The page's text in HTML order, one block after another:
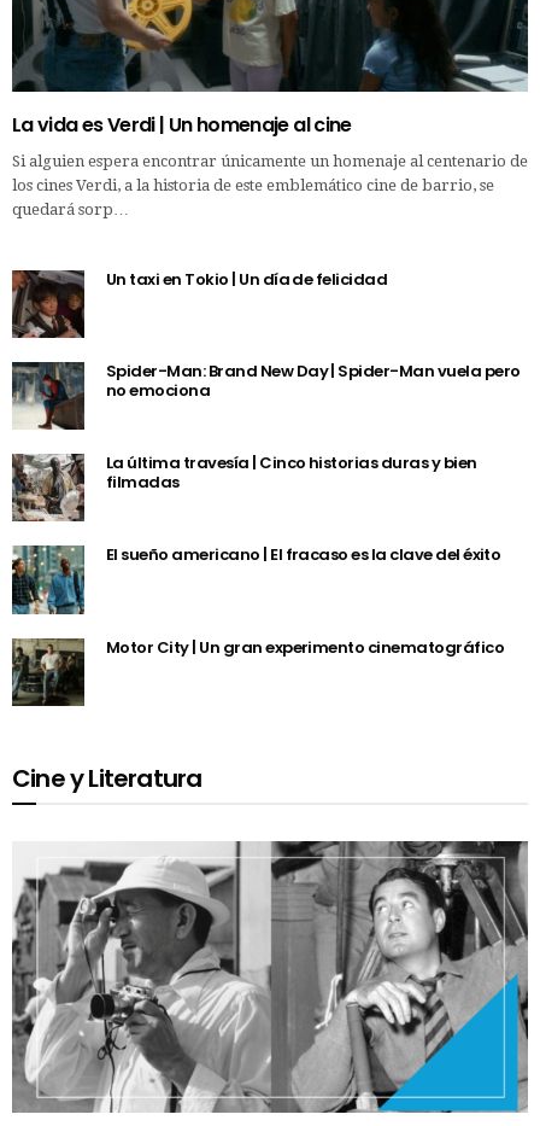
La vida es Verdi | Un homenaje al cine
Si alguien espera encontrar únicamente un homenaje al centenario de
los cines Verdi, a la historia de este emblemático cine de barrio, se
quedará sorp…
Un taxi en Tokio | Un día de felicidad
Spider-Man: Brand New Day | Spider-Man vuela pero
no emociona
La última travesía | Cinco historias duras y bien
filmadas
El sueño americano | El fracaso es la clave del éxito
Motor City | Un gran experimento cinematográfico
Cine y Literatura